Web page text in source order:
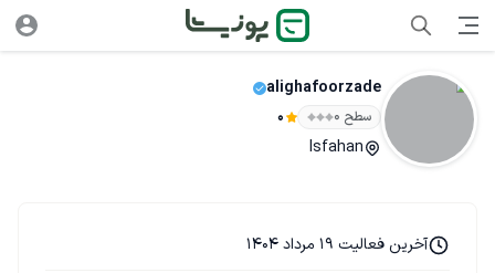
alighafoorzade
سطح ۰ 0
Isfahan
آخرین فعالیت 19 مرداد 1404